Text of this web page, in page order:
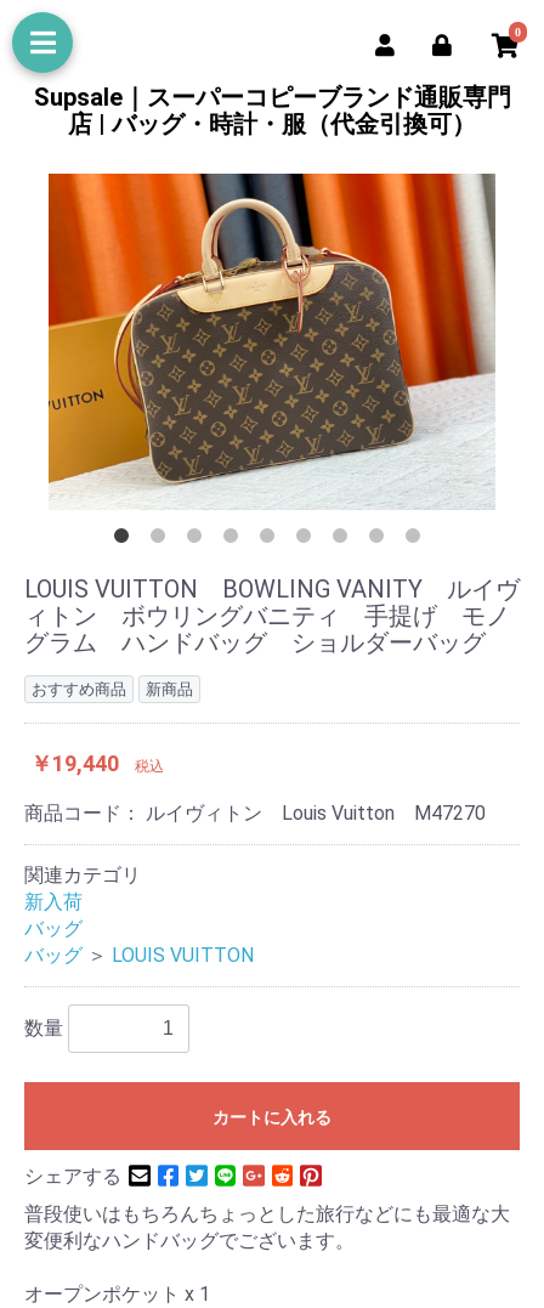
0
Supsale｜スーパーコピーブランド通販専門
店 | バッグ・時計・服（代金引換可）
LOUIS VUITTON BOWLING VANITY ルイヴ
ィトン ボウリングバニティ 手提げ モノ
グラム ハンドバッグ ショルダーバッグ
おすすめ商品 新商品
￥19,440 税込
商品コード： ルイヴィトン Louis Vuitton M47270
関連カテゴリ
新入荷
バッグ
バッグ ＞ LOUIS VUITTON
数量
カートに入れる
シェアする
普段使いはもちろんちょっとした旅行などにも最適な大
変便利なハンドバッグでございます。
オープンポケット x 1